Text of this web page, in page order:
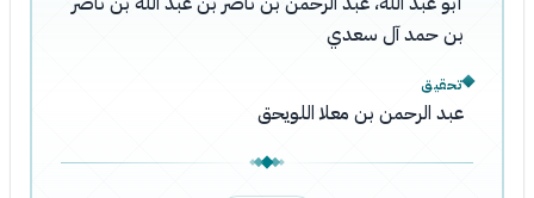
بن حمد آل سعدي
تحقيق
عبد الرحمن بن معلا اللويحق